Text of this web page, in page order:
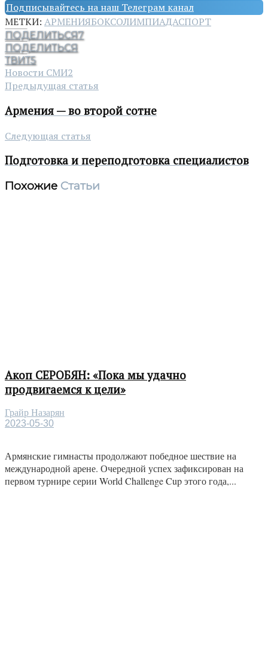
Подписывайтесь на наш Телеграм канал
МЕТКИ: АРМЕНИЯБОКСОЛИМПИАДАСПОРТ
ПОДЕЛИТЬСЯ7
ПОДЕЛИТЬСЯ
ТВИТ5
Новости СМИ2
Предыдущая статья
Армения — во второй сотне
Следующая статья
Подготовка и переподготовка специалистов
Похожие Статьи
Акоп СЕРОБЯН: «Пока мы удачно
продвигаемся к цели»
Грайр Назарян
2023-05-30
Армянские гимнасты продолжают победное шествие на
международной арене. Очередной успех зафиксирован на
первом турнире серии World Challenge Cup этого года,...